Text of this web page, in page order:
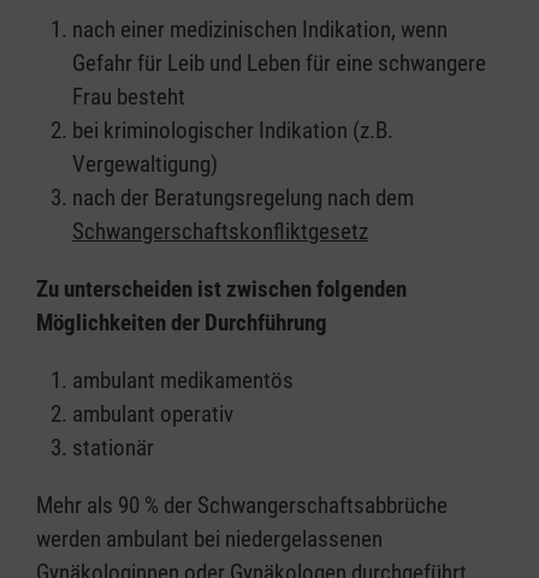
nach einer medizinischen Indikation, wenn
Gefahr für Leib und Leben für eine schwangere
Frau besteht
bei kriminologischer Indikation (z.B.
Vergewaltigung)
nach der Beratungsregelung nach dem
Schwangerschaftskonfliktgesetz
Zu unterscheiden ist zwischen folgenden
Möglichkeiten der Durchführung
ambulant medikamentös
ambulant operativ
stationär
Mehr als 90 % der Schwangerschaftsabbrüche
werden ambulant bei niedergelassenen